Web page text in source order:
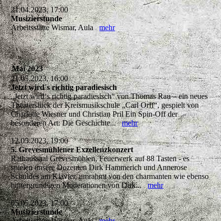
21.04.2023, 17:00
Musizierstunde
Arbeitsstätte Wismar, Aulamehr
Mai 2023
21.05.2023, 16:00
Jetzt wird´s richtig paradiesisch
„Jetzt wird‘s richtig paradiesisch“ von Thomas Rau – ein neues
Theaterstück der Kreismusikschule „Carl Orff“, gespielt von
Charlotte Wiesner und Christian Pril Ein Spin-Off der
besonderen Art: Die Geschichte...mehr
12.05.2023, 19:00
5. Grevesmühlener Exzellenzkonzert
Rathaussaal Grevesmühlen, Feuerwerk auf 88 Tasten - es
spielen unsere Dozenten Dirk Hammerich und Annerose
Schuldes am Klavier, umrahmt von den charmanten wie ebenso
hintergründigen Moderationen von Dirk...mehr
05.05.2023, 17:00
Musizierstunde